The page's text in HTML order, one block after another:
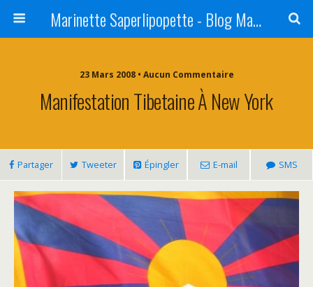
Marinette Saperlipopette - Blog Maman Angers Lifestyle - Ex Expat Montréal
23 Mars 2008 • Aucun Commentaire
Manifestation Tibetaine À New York
Partager Tweeter Épingler E-mail SMS